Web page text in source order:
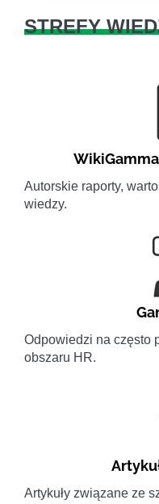
STREFY
WikiGamma
Autorskie raporty,
wiedzy.
Odpowiedzi na często
obszaru HR.
Artykuły związane ze